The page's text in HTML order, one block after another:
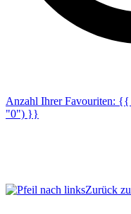
Anzahl Ihrer Favouriten: {{
"0") }}
Zurück